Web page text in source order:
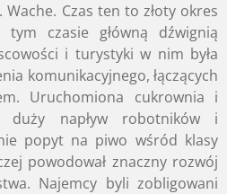
Wache. Czas ten to złoty okres
czasie główną dźwignią
i turystyki w nim była
komunikacyjnego, łączących
Uruchomiona cukrownia i
duży napływ robotników i
popyt na piwo wśród klasy
powodował znaczny rozwój
Najemcy byli zobligowani